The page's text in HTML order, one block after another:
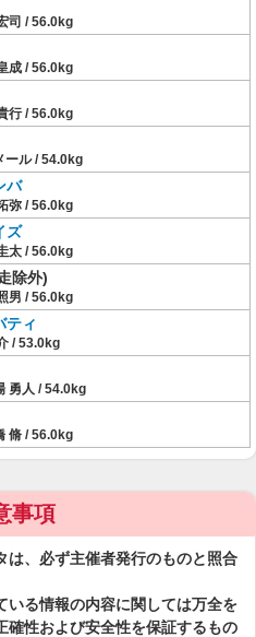
司 / 56.0kg
成 / 56.0kg
行 / 56.0kg
ール / 54.0kg
バ
弥 / 56.0kg
ズ
太 / 56.0kg
除外)
男 / 56.0kg
ティ
/ 53.0kg
勇人 / 54.0kg
脩 / 56.0kg
事項
は、必ず主催者発行のものと照合
いる情報の内容に関しては万全を
確性および安全性を保証するもの